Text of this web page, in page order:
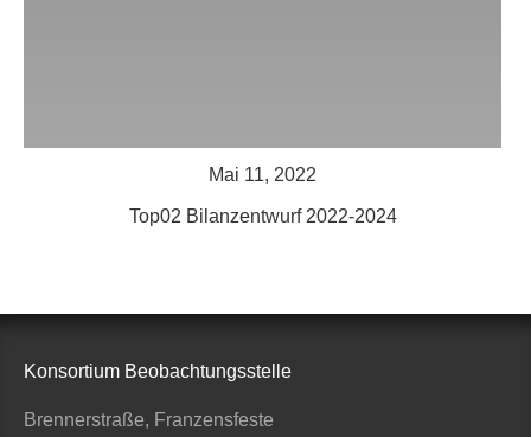
Mai 11, 2022
Top02 Bilanzentwurf 2022-2024
Konsortium Beobachtungsstelle
Brennerstraße, Franzensfeste